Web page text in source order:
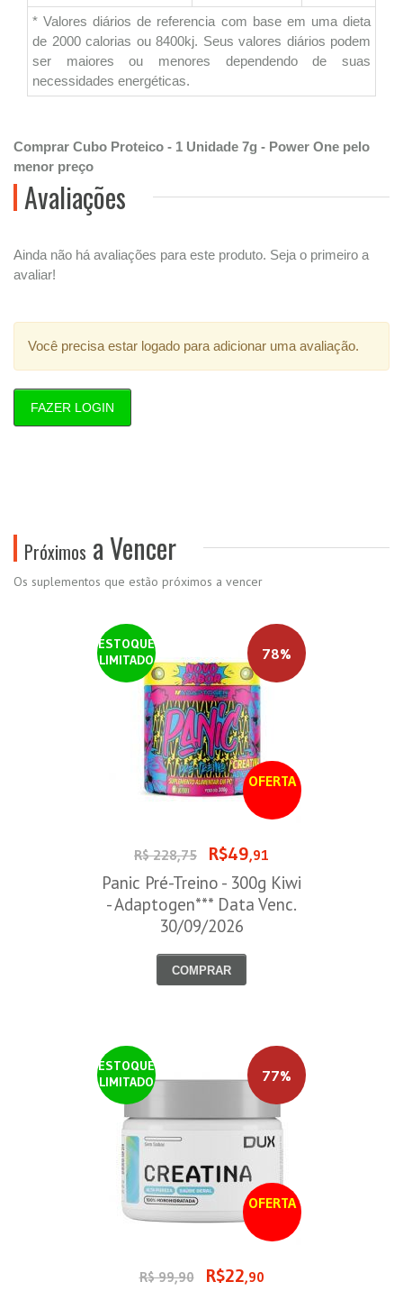
* Valores diários de referencia com base em uma dieta
de 2000 calorias ou 8400kj. Seus valores diários podem
ser maiores ou menores dependendo de suas
necessidades energéticas.
Comprar Cubo Proteico - 1 Unidade 7g - Power One pelo
menor preço
Avaliações
Ainda não há avaliações para este produto. Seja o primeiro a
avaliar!
Você precisa estar logado para adicionar uma avaliação.
FAZER LOGIN
Próximos a Vencer
Os suplementos que estão próximos a vencer
ESTOQUE
LIMITADO
OFERTA
78%
R$ 228,75 R$49,91
Panic Pré-Treino - 300g Kiwi
- Adaptogen*** Data Venc.
30/09/2026
COMPRAR
ESTOQUE
LIMITADO
OFERTA
77%
R$ 99,90 R$22,90